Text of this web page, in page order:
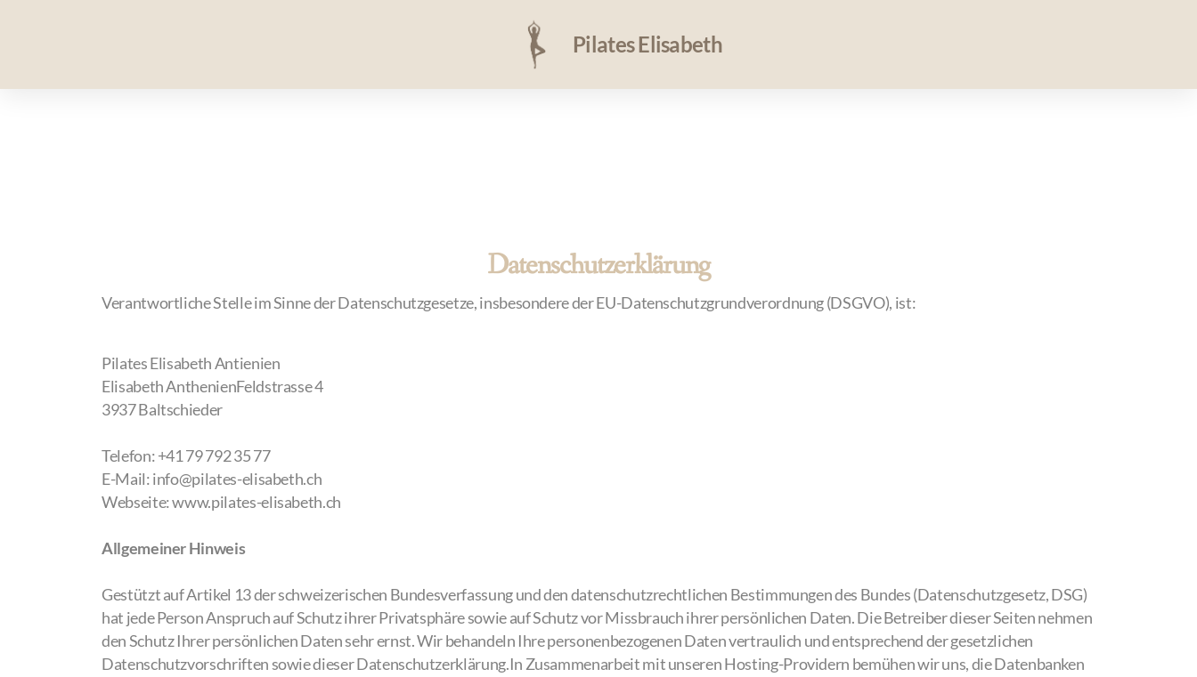
Pilates Elisabeth
Datenschutzerklärung
Verantwortliche Stelle im Sinne der Datenschutzgesetze, insbesondere der EU-Datenschutzgrundverordnung (DSGVO), ist:
Pilates Elisabeth Antienien
Elisabeth AnthenienFeldstrasse 4
3937 Baltschieder
Telefon: +41 79 792 35 77
E-Mail: info@pilates-elisabeth.ch
Webseite: www.pilates-elisabeth.ch
Allgemeiner Hinweis
Gestützt auf Artikel 13 der schweizerischen Bundesverfassung und den datenschutzrechtlichen Bestimmungen des Bundes (Datenschutzgesetz, DSG)
hat jede Person Anspruch auf Schutz ihrer Privatsphäre sowie auf Schutz vor Missbrauch ihrer persönlichen Daten. Die Betreiber dieser Seiten nehmen
den Schutz Ihrer persönlichen Daten sehr ernst. Wir behandeln Ihre personenbezogenen Daten vertraulich und entsprechend der gesetzlichen
Datenschutzvorschriften sowie dieser Datenschutzerklärung.In Zusammenarbeit mit unseren Hosting-Providern bemühen wir uns, die Datenbanken